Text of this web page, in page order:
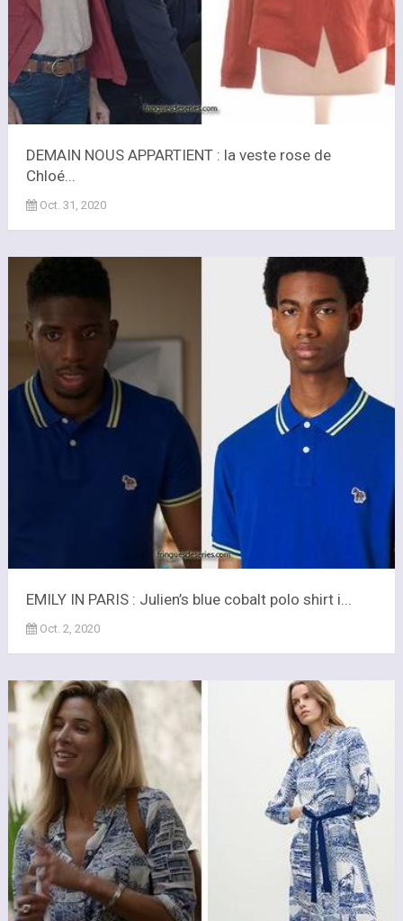
DEMAIN NOUS APPARTIENT : la veste rose de
Chloé...
Oct. 31, 2020
EMILY IN PARIS : Julien’s blue cobalt polo shirt i...
Oct. 2, 2020